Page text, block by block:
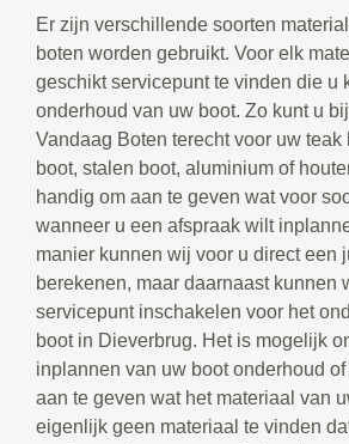
Er zijn verschillende soorten
boten worden gebruikt. Voor elk
geschikt servicepunt te vinden die u
onderhoud van uw boot. Zo kunt u
Vandaag Boten terecht voor uw teak
boot, stalen boot, aluminium of
handig om aan te geven wat voor
wanneer u een afspraak wilt
manier kunnen wij voor u direct een
berekenen, maar daarnaast kunnen
servicepunt inschakelen voor het
boot in Dieverbrug. Het is mogelijk
inplannen van uw boot onderhoud
aan te geven wat het materiaal van
eigenlijk geen materiaal te vinden